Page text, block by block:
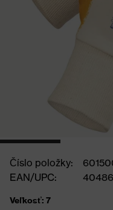
Číslo položky:
EAN/UPC:
Veľkosť: 7